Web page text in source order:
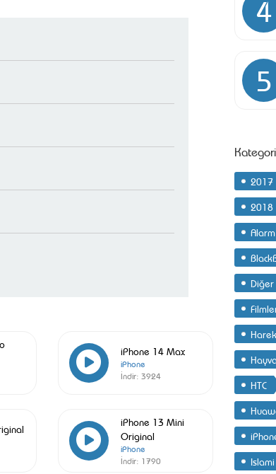
iPhone 14 Max
iPhone
İndir: 3924
iPhone 13 Mini
Original
iPhone
İndir: 1790
4
5
Kategori
2017
2018
Alarm
Diğer
HTC
Islami